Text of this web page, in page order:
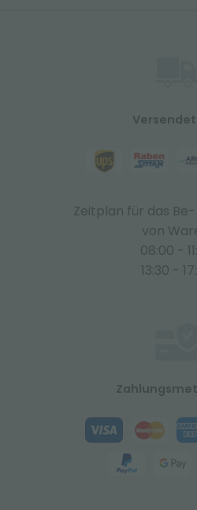
Zeitplan für das
von
08:00 -
13:30 -